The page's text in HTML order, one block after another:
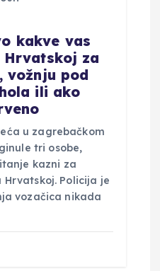
kakve vas
Hrvatskoj za
vožnju pod
ili ako
u zagrebačkom
tri osobe,
kazni za
Policija je
vozačica nikada